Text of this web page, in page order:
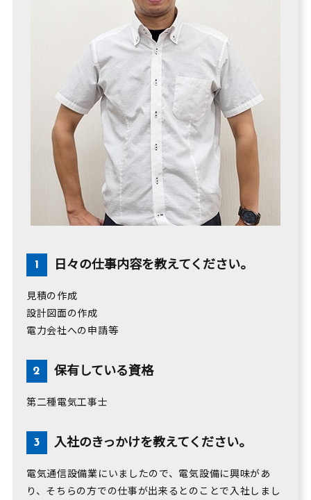
日々の仕事内容を教えてください。
見積の作成
設計図面の作成
電力会社への申請等
保有している資格
第二種電気工事士
入社のきっかけを教えてください。
電気通信設備業にいましたので、電気設備に興味があ
り、そちらの方での仕事が出来るとのことで入社しまし